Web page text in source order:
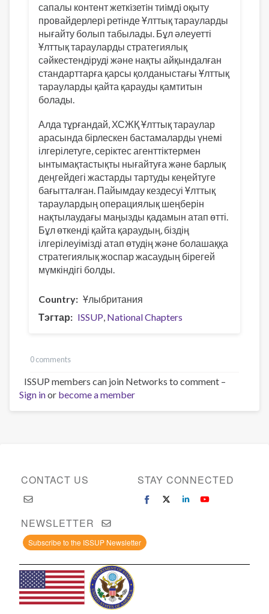
сапалы контент жеткiзетiн тиiмдi оқыту
провайдерлерi ретінде Ұлттық тарауларды
нығайту болып табылады. Бұл әлеуетті
Ұлттық тарауларды стратегиялық
сәйкестендіруді және нақты айқындалған
стандарттарға қарсы қолданыстағы Ұлттық
тарауларды қайта қарауды қамтитын
болады.
Алда тұрғандай, ХСЖҚ Ұлттық тараулар
арасында бірлескен бастамаларды үнемі
ілгерілетуге, серіктес агенттіктермен
ынтымақтастықты нығайтуға және барлық
деңгейдегі жастарды тартуды кеңейтуге
бағытталған. Пайымдау кездесуі Ұлттық
тараулардың операциялық шеңберін
нақтылаудағы маңызды қадамын атап өтті.
Бұл өткенді қайта қараудың, біздің
ілгерілеуімізді атап өтудің және болашаққа
стратегиялық жоспар жасаудың бірегей
мүмкіндігі болды.
Country
Ұлыбритания
Тэгтар
ISSUP National Chapters
0 comments
ISSUP members can join Networks to comment –
Sign inor become a member
CONTACT US STAY CONNECTED
NEWSLETTER
Subscribe to the ISSUP Newsletter